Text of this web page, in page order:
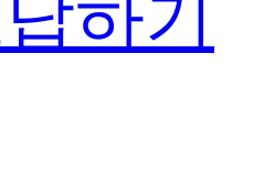
하기